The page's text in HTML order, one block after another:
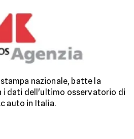
nazionale, batte la
i dati dell'ultimo osservatorio di
auto in Italia.